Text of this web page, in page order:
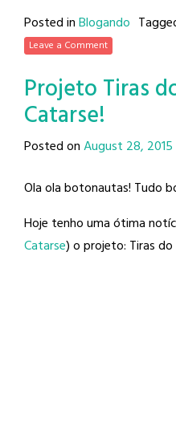
Posted inBlogando
Leave a Comment
Projeto Tiras
Catarse!
Posted onAugust 28, 2015
Ola ola botonautas! Tudo
Hoje tenho uma ótima
Catarse) o projeto: Tiras